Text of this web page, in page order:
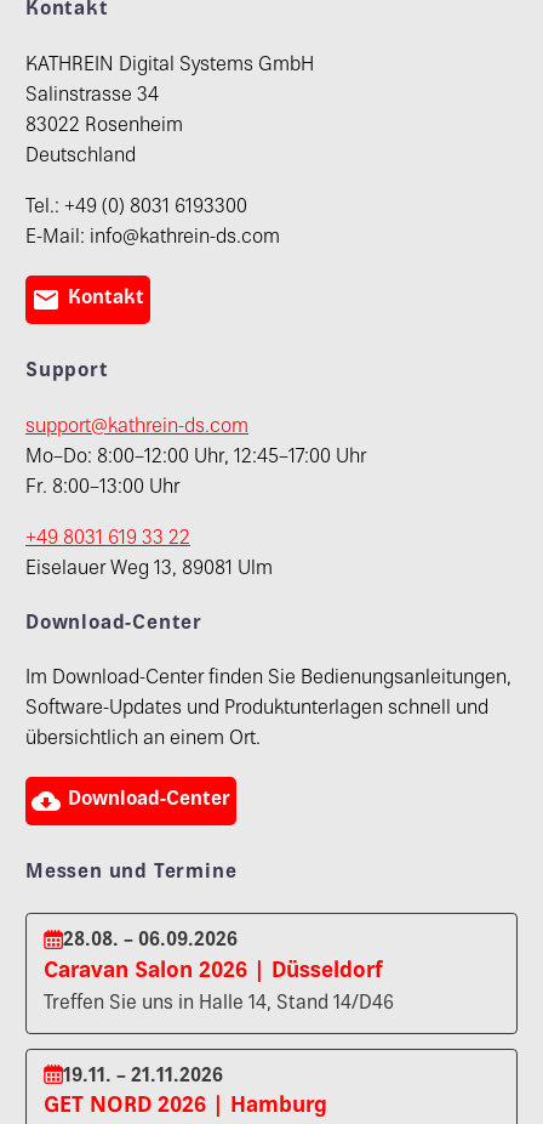
Kontakt
KATHREIN Digital Systems GmbH
Salinstrasse 34
83022 Rosenheim
Deutschland
Tel.: +49 (0) 8031 6193300
E-Mail: info@kathrein-ds.com
 Kontakt
Support
support@kathrein-ds.com
Mo–Do: 8:00–12:00 Uhr, 12:45–17:00 Uhr
Fr. 8:00–13:00 Uhr
+49 8031 619 33 22
Eiselauer Weg 13, 89081 Ulm
Download-Center
Im Download-Center finden Sie Bedienungsanleitungen,
Software-Updates und Produktunterlagen schnell und
übersichtlich an einem Ort.
 Download-Center
Messen und Termine
28.08. – 06.09.2026
Caravan Salon 2026 | Düsseldorf
Treffen Sie uns in Halle 14, Stand 14/D46
19.11. – 21.11.2026
GET NORD 2026 | Hamburg